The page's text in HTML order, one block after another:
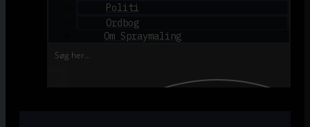
Politi
Ordbog
Om Spraymaling